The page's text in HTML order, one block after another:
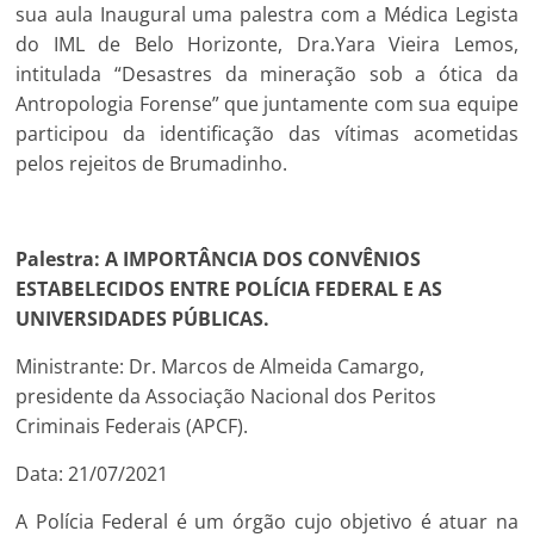
sua aula Inaugural uma palestra com a Médica Legista
do IML de Belo Horizonte, Dra.Yara Vieira Lemos,
intitulada “Desastres da mineração sob a ótica da
Antropologia Forense” que juntamente com sua equipe
participou da identificação das vítimas acometidas
pelos rejeitos de Brumadinho.
Palestra: A IMPORTÂNCIA DOS CONVÊNIOS
ESTABELECIDOS ENTRE POLÍCIA FEDERAL E AS
UNIVERSIDADES PÚBLICAS.
Ministrante: Dr. Marcos de Almeida Camargo,
presidente da Associação Nacional dos Peritos
Criminais Federais (APCF).
Data: 21/07/2021
A Polícia Federal é um órgão cujo objetivo é atuar na